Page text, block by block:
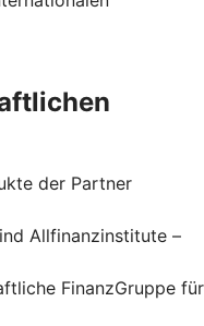
der Partner
Allfinanzinstitute –
FinanzGruppe für